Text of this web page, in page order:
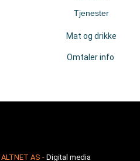
Tjenester
Mat og drikke
Omtaler info
ALTNET AS - Digital media